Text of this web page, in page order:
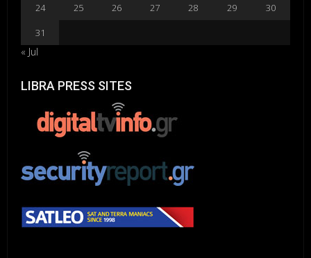
24
25 26 27 28 29
30
31
« Jul
LIBRA PRESS SITES